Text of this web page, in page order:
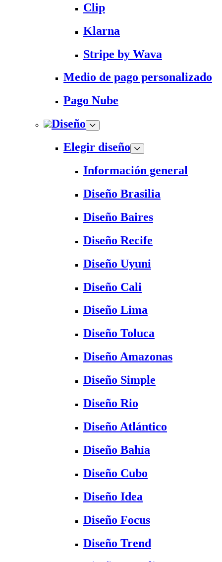
Clip
Klarna
Stripe by Wava
Medio de pago personalizado
Pago Nube
Diseño
Elegir diseño
Información general
Diseño Brasilia
Diseño Baires
Diseño Recife
Diseño Uyuni
Diseño Cali
Diseño Lima
Diseño Toluca
Diseño Amazonas
Diseño Simple
Diseño Rio
Diseño Atlántico
Diseño Bahía
Diseño Cubo
Diseño Idea
Diseño Focus
Diseño Trend